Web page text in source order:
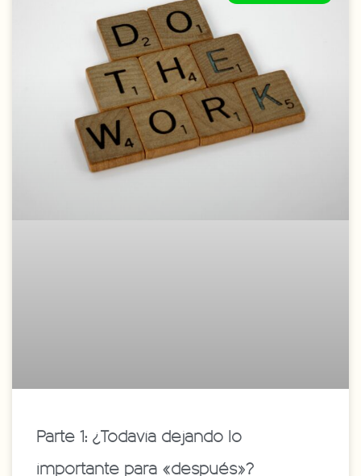
Parte 1: ¿Todavía dejando lo
importante para «después»?